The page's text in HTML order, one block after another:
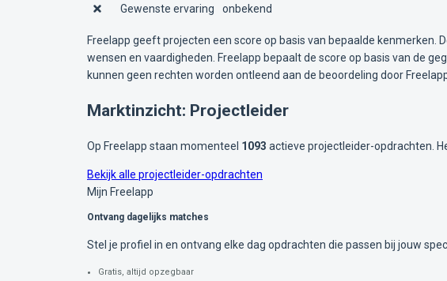
Gewenste ervaring
onbekend
Freelapp geeft projecten een score op basis van bepaalde
wensen en vaardigheden. Freelapp bepaalt de score op basis van de
kunnen geen rechten worden ontleend aan de beoordeling door
Marktinzicht: Projectleider
Op Freelapp staan momenteel 1093 actieve projectleider-opdrachten.
Bekijk alle projectleider-opdrachten
Mijn Freelapp
Ontvang dagelijks matches
Stel je profiel in en ontvang elke dag opdrachten die passen bij jouw
Gratis, altijd opzegbaar